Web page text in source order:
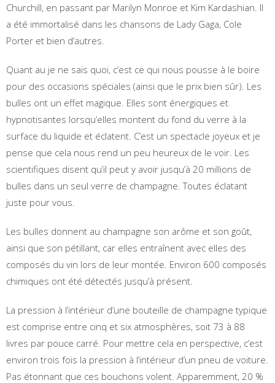
Churchill, en passant par Marilyn Monroe et Kim Kardashian. Il
a été immortalisé dans les chansons de Lady Gaga, Cole
Porter et bien d’autres.
Quant au je ne sais quoi, c’est ce qui nous pousse à le boire
pour des occasions spéciales (ainsi que le prix bien sûr). Les
bulles ont un effet magique. Elles sont énergiques et
hypnotisantes lorsqu’elles montent du fond du verre à la
surface du liquide et éclatent. C’est un spectacle joyeux et je
pense que cela nous rend un peu heureux de le voir. Les
scientifiques disent qu’il peut y avoir jusqu’à 20 millions de
bulles dans un seul verre de champagne. Toutes éclatant
juste pour vous.
Les bulles donnent au champagne son arôme et son goût,
ainsi que son pétillant, car elles entraînent avec elles des
composés du vin lors de leur montée. Environ 600 composés
chimiques ont été détectés jusqu’à présent.
La pression à l’intérieur d’une bouteille de champagne typique
est comprise entre cinq et six atmosphères, soit 73 à 88
livres par pouce carré. Pour mettre cela en perspective, c’est
environ trois fois la pression à l’intérieur d’un pneu de voiture.
Pas étonnant que ces bouchons volent. Apparemment, 20 %